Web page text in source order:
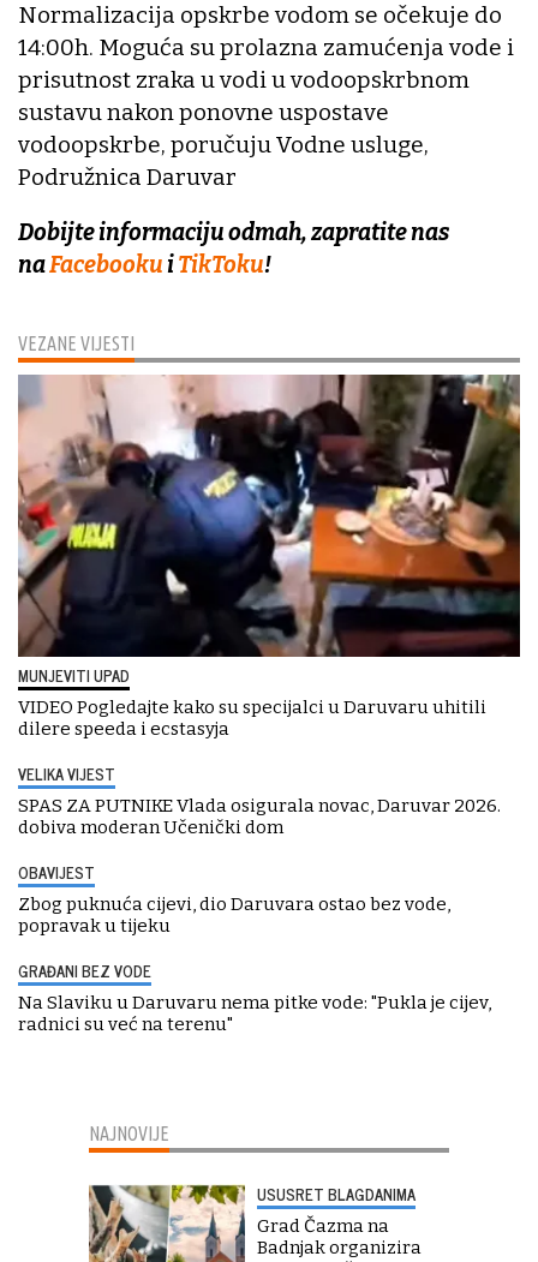
VEZANE VIJESTI
MUNJEVITI UPAD
VIDEO Pogledajte kako su specijalci u Daruvaru uhitili
dilere speeda i ecstasyja
VELIKA VIJEST
SPAS ZA PUTNIKE Vlada osigurala novac, Daruvar 2026.
dobiva moderan Učenički dom
OBAVIJEST
Zbog puknuća cijevi, dio Daruvara ostao bez vode,
popravak u tijeku
GRAĐANI BEZ VODE
Na Slaviku u Daruvaru nema pitke vode: "Pukla je cijev,
radnici su već na terenu"
Normalizacija opskrbe vodom se očekuje do
14:00h. Moguća su prolazna zamućenja vode i
prisutnost zraka u vodi u vodoopskrbnom
sustavu nakon ponovne uspostave
vodoopskrbe, poručuju Vodne usluge,
Podružnica Daruvar
Dobijte informaciju odmah, zapratite nas
naFacebookuiTikToku!
NAJNOVIJE
USUSRET BLAGDANIMA
Grad Čazma na
Badnjak organizira